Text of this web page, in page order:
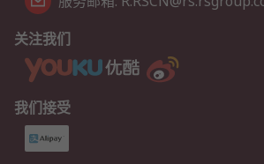
关注我们
我们接受